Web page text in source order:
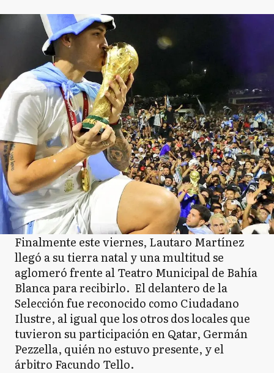
Finalmente este viernes, Lautaro Martínez
llegó a su tierra natal y una multitud se
aglomeró frente al Teatro Municipal de Bahía
Blanca para recibirlo. El delantero de la
Selección fue reconocido como Ciudadano
Ilustre, al igual que los otros dos locales que
tuvieron su participación en Qatar, Germán
Pezzella, quién no estuvo presente, y el
árbitro Facundo Tello.